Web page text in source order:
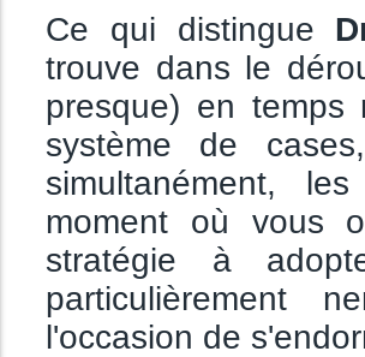
Ce qui distingue
trouve dans le
presque) en
système de
simultanément,
moment où vous
stratégie à
particulièrement
l'occasion de